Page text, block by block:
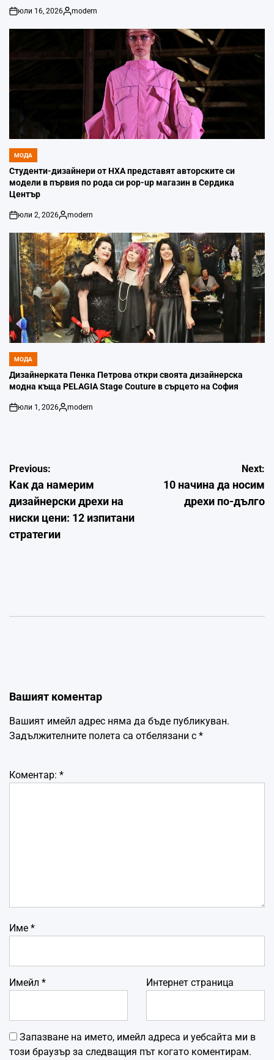
on
юли 16, 2026
Posted
modern
POSTED
IN
МОДА
Студенти-дизайнери от НХА представят авторските си
модели в първия по рода си pop-up магазин в Сердика
Център
on
юли 2, 2026
Posted
modern
POSTED
IN
МОДА
Дизайнерката Пенка Петрова откри своята дизайнерска
модна къща PELAGIA Stage Couture в сърцето на София
on
юли 1, 2026
Posted
modern
Навигация
Previous:
Как да намерим
дизайнерски дрехи на
ниски цени: 12 изпитани
стратегии
Next:
10 начина да носим
дрехи по-дълго
Вашият коментар
Вашият имейл адрес няма да бъде публикуван.
Задължителните полета са отбелязани с *
Коментар: *
Име *
Имейл * Интернет страница
Запазване на името, имейл адреса и уебсайта ми в
този браузър за следващия път когато коментирам.